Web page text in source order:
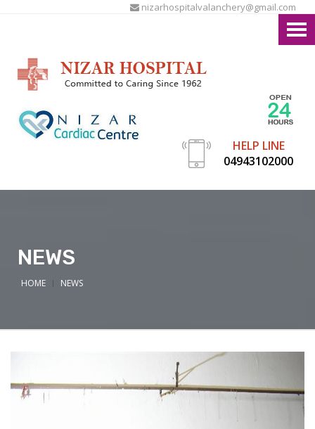
nizarhospitalvalanchery@gmail.com
HELP LINE
04943102000
NEWS
HOME NEWS